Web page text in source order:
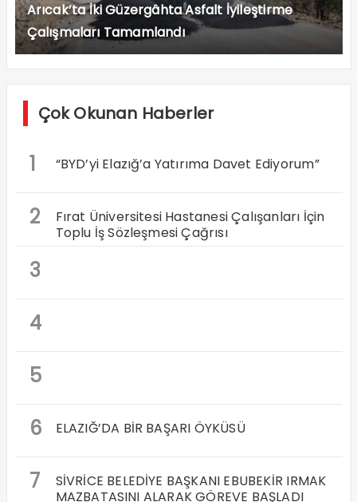
Arıcak’ta İki Güzergâhta Asfalt İyileştirme
Çalışmaları Tamamlandı
Çok Okunan Haberler
1 “BYD’yi Elazığ’a Yatırıma Davet Ediyorum”
2
Fırat Üniversitesi Hastanesi Çalışanları İçin
Toplu İş Sözleşmesi Çağrısı
3
4
5
6
ELAZIĞ’DA BİR BAŞARI ÖYKÜSÜ
7
SİVRİCE BELEDİYE BAŞKANI EBUBEKİR IRMAK
MAZBATASINI ALARAK GÖREVE BAŞLADI